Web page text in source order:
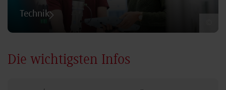
Technik
Die wichtigsten Infos